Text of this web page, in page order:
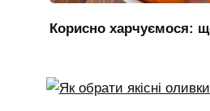
Корисно харчуємося: